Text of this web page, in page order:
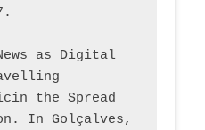
as Digital
the Spread
In Golçalves,